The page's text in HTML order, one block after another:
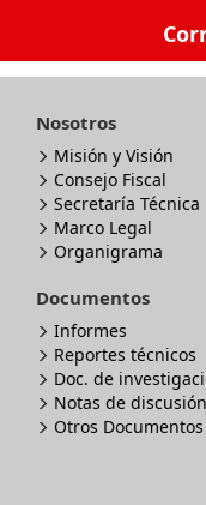
Nosotros
Misión y Visión
Consejo Fiscal
Secretaría Técnica
Marco Legal
Organigrama
Documentos
Informes
Reportes técnicos
Doc. de
Notas de discusión
Otros Documentos